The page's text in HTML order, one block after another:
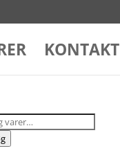
KONTAKT